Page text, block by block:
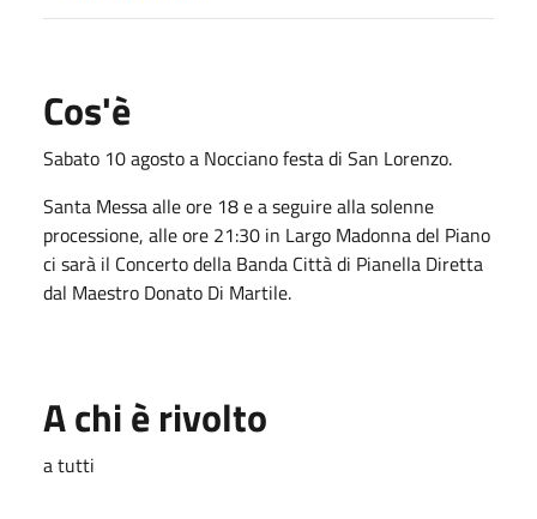
Cos'è
Sabato 10 agosto a Nocciano festa di San Lorenzo.
Santa Messa alle ore 18 e a seguire alla solenne
processione, alle ore 21:30 in Largo Madonna del Piano
ci sarà il Concerto della Banda Città di Pianella Diretta
dal Maestro Donato Di Martile.
A chi è rivolto
a tutti